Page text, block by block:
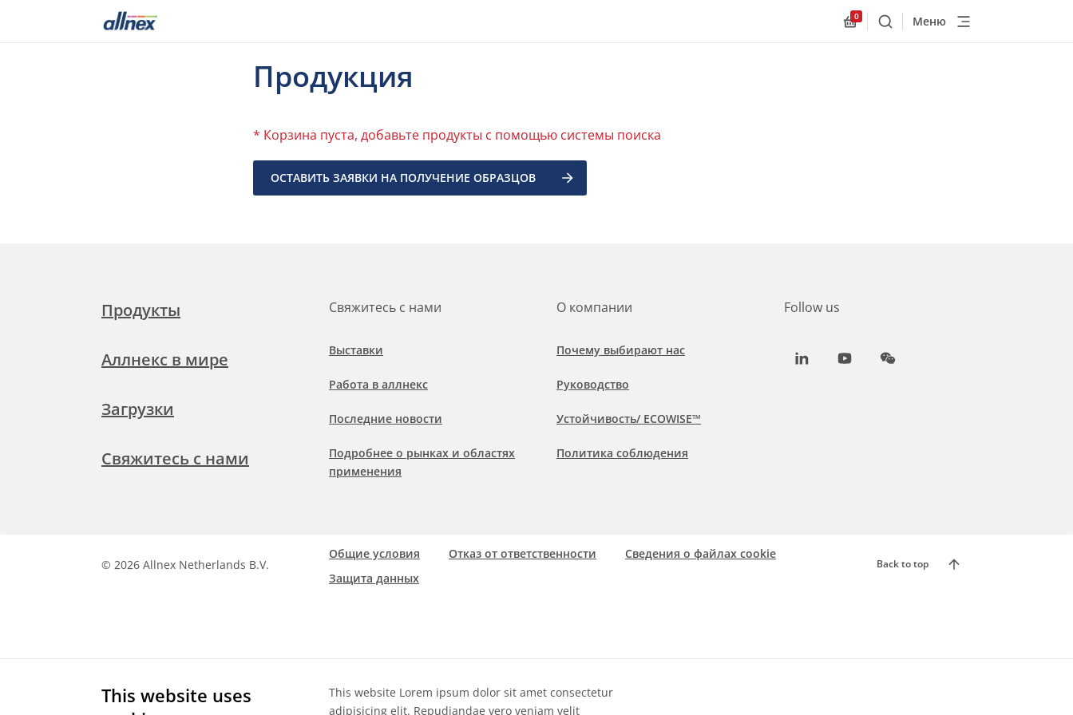
This website uses
This website Lorem ipsum dolor sit amet consectetur
adipisicing elit. Repudiandae vero veniam velit
Allnex.GeneralResources.Cart
0
ПоискМеню
Продукция
* Корзина пуста, добавьте продукты с помощью системы поиска
ОСТАВИТЬ ЗАЯВКИ НА ПОЛУЧЕНИЕ ОБРАЗЦОВ
Продукты
Аллнекс в мире
Загрузки
Свяжитесь с нами
Свяжитесь с нами
Выставки
Работа в аллнекс
Последние новости
Подробнее о рынках и областях
применения
О компании
Почему выбирают нас
Руководство
Устойчивость/ ECOWISE™
Политика соблюдения
Follow us
LinkedInYoutubeWeChat
© 2026 Allnex Netherlands B.V.
Общие условия Отказ от ответственности
Сведения о файлах cookie
Защита данных
Back to top